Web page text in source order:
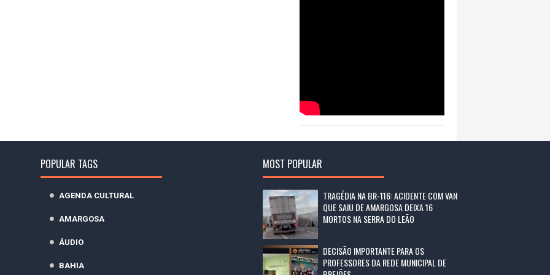
POPULAR TAGS
AGENDA CULTURAL
AMARGOSA
ÁUDIO
BAHIA
MOST POPULAR
TRAGÉDIA NA BR-116: ACIDENTE COM VAN
QUE SAIU DE AMARGOSA DEIXA 16
MORTOS NA SERRA DO LEÃO
DECISÃO IMPORTANTE PARA OS
PROFESSORES DA REDE MUNICIPAL DE